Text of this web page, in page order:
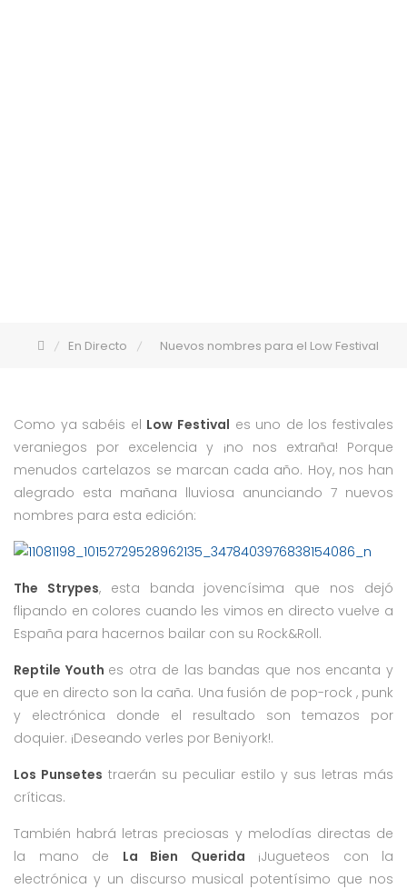
En Directo Nuevos nombres para el Low Festival
Como ya sabéis el Low Festival es uno de los festivales
veraniegos por excelencia y ¡no nos extraña! Porque
menudos cartelazos se marcan cada año. Hoy, nos han
alegrado esta mañana lluviosa anunciando 7 nuevos
nombres para esta edición:
The Strypes, esta banda jovencísima que nos dejó
flipando en colores cuando les vimos en directo vuelve a
España para hacernos bailar con su Rock&Roll.
Reptile Youth es otra de las bandas que nos encanta y
que en directo son la caña. Una fusión de pop-rock , punk
y electrónica donde el resultado son temazos por
doquier. ¡Deseando verles por Beniyork!.
Los Punsetes traerán su peculiar estilo y sus letras más
críticas.
También habrá letras preciosas y melodías directas de
la mano de La Bien Querida ¡Jugueteos con la
electrónica y un discurso musical potentísimo que nos